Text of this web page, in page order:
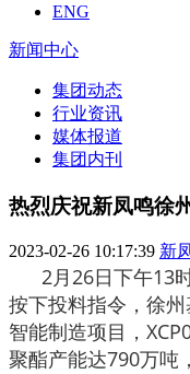
ENG
新闻中心
集团动态
行业资讯
媒体报道
集团内刊
热烈庆祝新凤鸣徐
2023-02-26 10:17:39 新
2月26日下午13时
按下投料指令，徐
智能制造项目，
聚酯产能达790万吨